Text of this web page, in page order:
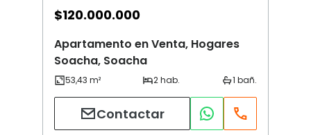
$120.000.000
Apartamento en Venta, Hogares
Soacha, Soacha
Contactar